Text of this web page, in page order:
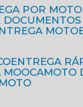
POR
ENTREGA
ENTREGA
MOOCA